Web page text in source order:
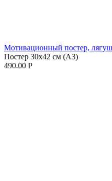
Мотивационный постер,
Постер 30х42 см (А3)
490.00 Р